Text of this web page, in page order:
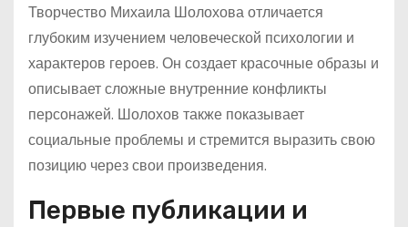
Творчество Михаила Шолохова отличается
глубоким изучением человеческой психологии и
характеров героев. Он создает красочные образы и
описывает сложные внутренние конфликты
персонажей. Шолохов также показывает
социальные проблемы и стремится выразить свою
позицию через свои произведения.
Первые публикации и